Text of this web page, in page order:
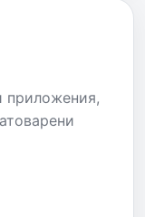
приложения,